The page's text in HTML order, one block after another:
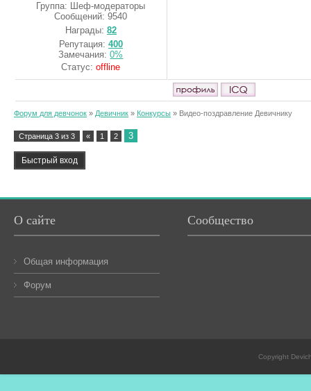
Группа: Шеф-модераторы
Сообщений:9540
Награды: 82
Репутация: 400
Замечания:0%
Статус:offline
Форум для девчонок » Девичник » Конкурсы » Видео-поздравление Девичнику
Страница 3 из 3 « 1 2 3
О сайте
Общая информация
Форум
Сообщество
Copyright